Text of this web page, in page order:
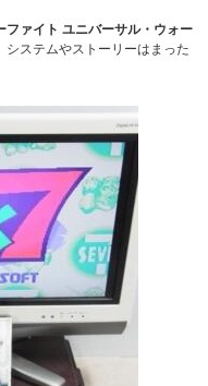
ファイト ユニバーサル・ウォー
ステムやストーリーはまった